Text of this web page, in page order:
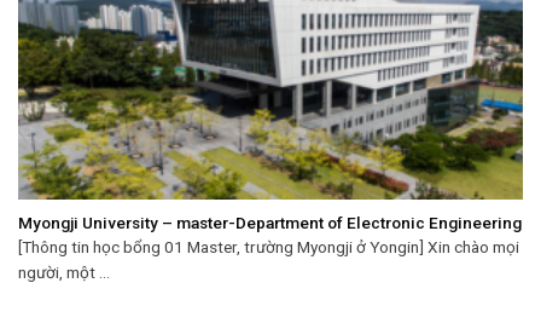
Myongji University – master-Department of Electronic Engineering
[Thông tin học bổng 01 Master, trường Myongji ở Yongin] Xin chào mọi
người, một ...